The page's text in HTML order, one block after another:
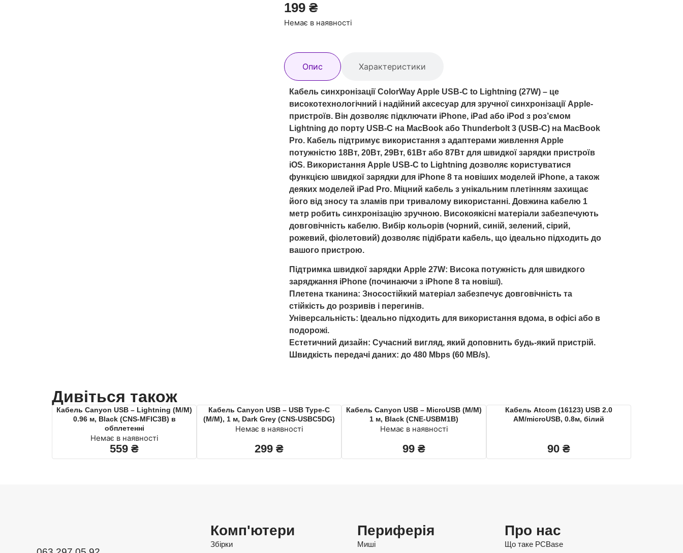
199 ₴
Немає в наявності
Опис Характеристики
Кабель синхронізації ColorWay Apple USB-C to Lightning (27W) – це
високотехнологічний і надійний аксесуар для зручної синхронізації Apple-
пристроїв. Він дозволяє підключати iPhone, iPad або iPod з роз’ємом
Lightning до порту USB-C на MacBook або Thunderbolt 3 (USB-C) на MacBook
Pro. Кабель підтримує використання з адаптерами живлення Apple
потужністю 18Вт, 20Вт, 29Вт, 61Вт або 87Вт для швидкої зарядки пристроїв
iOS. Використання Apple USB-C to Lightning дозволяє користуватися
функцією швидкої зарядки для iPhone 8 та новіших моделей iPhone, а також
деяких моделей iPad Pro. Міцний кабель з унікальним плетінням захищає
його від зносу та зламів при тривалому використанні. Довжина кабелю 1
метр робить синхронізацію зручною. Високоякісні матеріали забезпечують
довговічність кабелю. Вибір кольорів (чорний, синій, зелений, сірий,
рожевий, фіолетовий) дозволяє підібрати кабель, що ідеально підходить до
вашого пристрою.
Підтримка швидкої зарядки Apple 27W: Висока потужність для швидкого
заряджання iPhone (починаючи з iPhone 8 та новіші).
Плетена тканина: Зносостійкий матеріал забезпечує довговічність та
стійкість до розривів і перегинів.
Універсальність: Ідеально підходить для використання вдома, в офісі або в
подорожі.
Естетичний дизайн: Сучасний вигляд, який доповнить будь-який пристрій.
Швидкість передачі даних: до 480 Mbps (60 MB/s).
Дивіться також
Кабель Canyon USB – Lightning (M/M)
0.96 м, Black (CNS-MFIC3B) в
обплетеннi
Немає в наявності
559 ₴
Кабель Canyon USB – USB Type-C
(M/M), 1 м, Dark Grey (CNS-USBC5DG)
Немає в наявності
299 ₴
Кабель Canyon USB – MicroUSB (M/M)
1 м, Black (CNE-USBM1B)
Немає в наявності
99 ₴
Кабель Atcom (16123) USB 2.0
AM/microUSB, 0.8м, білий
90 ₴
Комп'ютери
Збірки
Периферія
Миші
Про нас
Що таке PCBase